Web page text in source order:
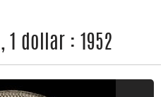
1 dollar : 1952